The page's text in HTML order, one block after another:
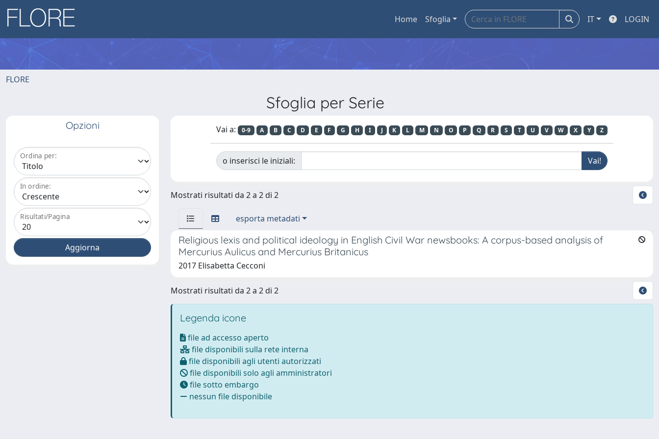
Home Sfoglia IT LOGIN
FLORE
Sfoglia per Serie
Opzioni
Ordina per:
In ordine:
Risultati/Pagina
Vai a: 0-9 A B C D E F G H I J K L M N O P Q R S T U V W X Y Z
o inserisci le iniziali:
Mostrati risultati da 2 a 2 di 2
esporta metadati
Religious lexis and political ideology in English Civil War newsbooks: A corpus-based analysis of
Mercurius Aulicus and Mercurius Britanicus
2017 Elisabetta Cecconi
Mostrati risultati da 2 a 2 di 2
Legenda icone
file ad accesso aperto
file disponibili sulla rete interna
file disponibili agli utenti autorizzati
file disponibili solo agli amministratori
file sotto embargo
nessun file disponibile